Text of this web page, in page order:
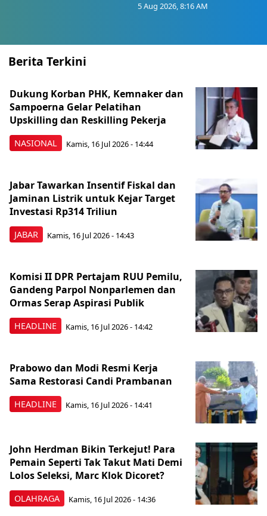
5 Aug 2026, 8:16 AM
Berita Terkini
NASIONAL
Dukung Korban PHK, Kemnaker dan
Sampoerna Gelar Pelatihan
Upskilling dan Reskilling Pekerja
Kamis, 16 Jul 2026 - 14:44
JABAR
Jabar Tawarkan Insentif Fiskal dan
Jaminan Listrik untuk Kejar Target
Investasi Rp314 Triliun
Kamis, 16 Jul 2026 - 14:43
HEADLINE
Komisi II DPR Pertajam RUU Pemilu,
Gandeng Parpol Nonparlemen dan
Ormas Serap Aspirasi Publik
Kamis, 16 Jul 2026 - 14:42
HEADLINE
Prabowo dan Modi Resmi Kerja
Sama Restorasi Candi Prambanan
Kamis, 16 Jul 2026 - 14:41
OLAHRAGA
John Herdman Bikin Terkejut! Para
Pemain Seperti Tak Takut Mati Demi
Lolos Seleksi, Marc Klok Dicoret?
Kamis, 16 Jul 2026 - 14:36